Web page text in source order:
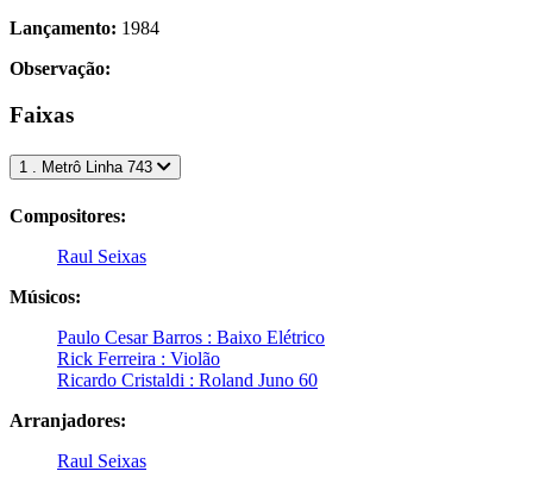
Lançamento: 1984
Observação:
Faixas
1 . Metrô Linha 743
Compositores:
Raul Seixas
Músicos:
Paulo Cesar Barros : Baixo Elétrico
Rick Ferreira : Violão
Ricardo Cristaldi : Roland Juno 60
Arranjadores:
Raul Seixas